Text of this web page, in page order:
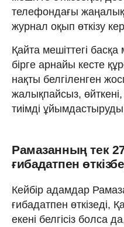
телефондағы
журнал оқып өткізу
Қайта мешіттегі
бірге арнайы кесте
нақты белгіленген
жалықпайсыз, өйткені,
тиімді ұйымдастыруды
Рамазанның тек
ғибадатпен
Кейбір адамдар
ғибадатпен өткізеді,
екені белгісіз болса